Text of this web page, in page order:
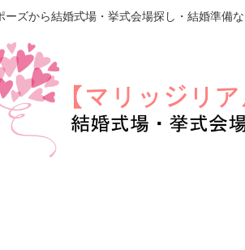
ーズから結婚式場・挙式会場探し・結婚準備